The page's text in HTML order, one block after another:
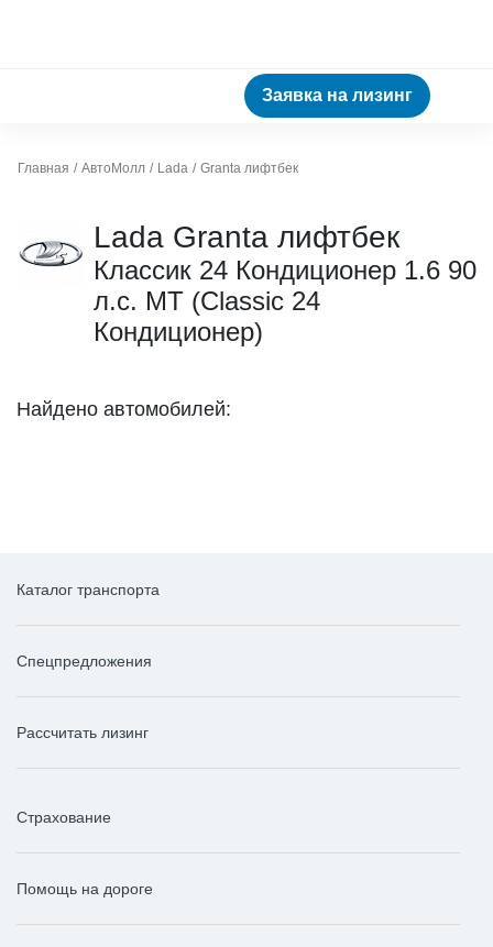
Заявка на лизинг
Главная АвтоМолл Lada Granta лифтбек
Lada Granta лифтбек
Классик 24 Кондиционер 1.6 90
л.с. МТ (Classic 24
Кондиционер)
Найдено автомобилей:
Каталог транспорта
Спецпредложения
Рассчитать лизинг
Страхование
Помощь на дороге